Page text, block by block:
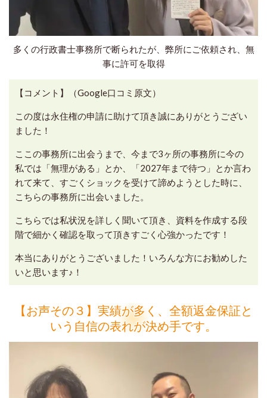
多くの行政書士事務所で断られたが、弊所にご依頼され、無
事に許可を取得
【コメント】（Google口コミ原文）
この度は永住権の申請に助けて頂き誠にありがとうござい
ました！
ここの事務所に出会うまで、今まで3ヶ所の事務所に今の
私では「無理がある」とか、「2027年まで待つ」とか言わ
れて来て、すごくショックを受けて諦めようとした時に、
こちらの事務所に出会いました。
こちらでは私状況を詳しく聞いて頂き、資料を作成する段
階で細かく確認を取って頂きすごく心強かったです！
本当にありがとうございました！いろんな方にお勧めした
いと思います♪！
【お声その３】実績が多く、全額返金保証と
いう自信の表れが決め手です。